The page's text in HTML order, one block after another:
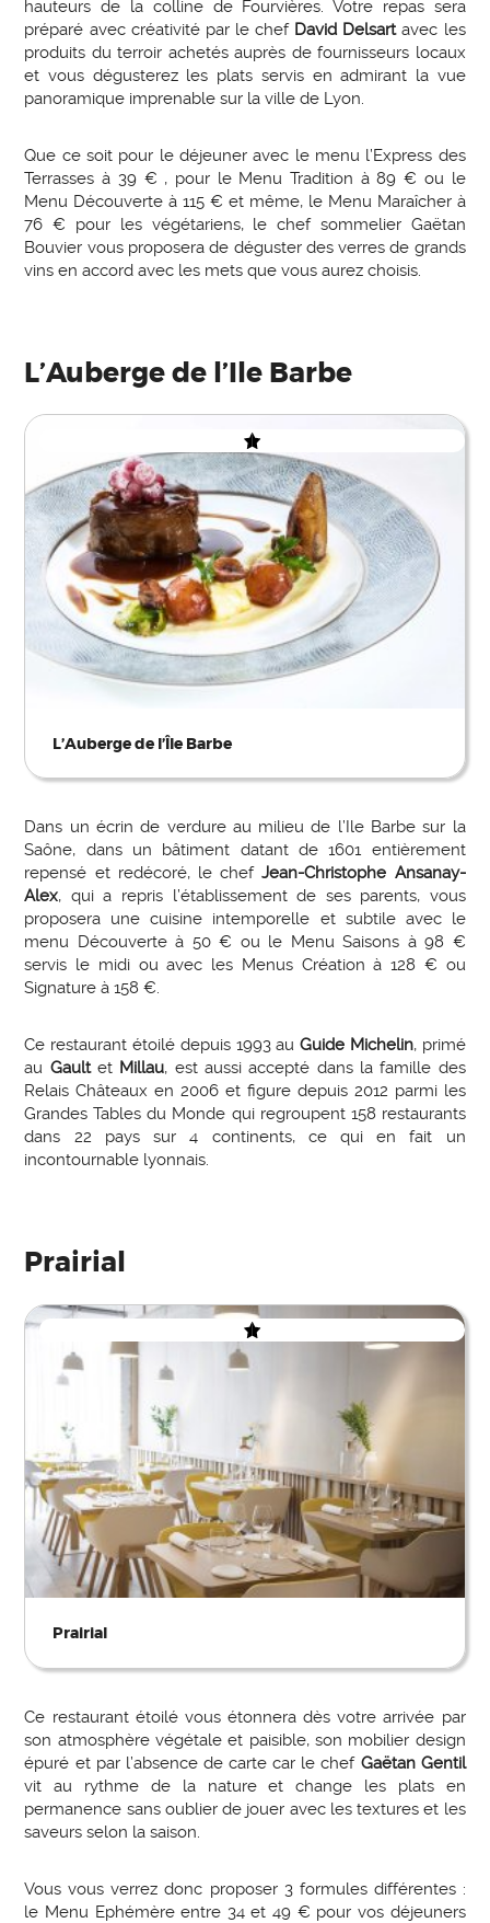
hauteurs de la colline de Fourvières. Votre repas sera
préparé avec créativité par le chef David Delsartavec les
produits du terroir achetés auprès de fournisseurs locaux
et vous dégusterez les plats servis en admirant la vue
panoramique imprenable sur la ville de Lyon.
Que ce soit pour le déjeuner avec le menu l’Express des
Terrasses à 39 € , pour le Menu Tradition à 89 € ou le
Menu Découverte à 115 € et même, le Menu Maraîcher à
76 € pour les végétariens, le chef sommelier Gaëtan
Bouvier vous proposera de déguster des verres de grands
vins en accord avec les mets que vous aurez choisis.
L’Auberge de l’Ile Barbe
L’Auberge de l’Île Barbe
Dans un écrin de verdure au milieu de l’Ile Barbe sur la
Saône, dans un bâtiment datant de 1601 entièrement
repensé et redécoré, le chefJean-Christophe Ansanay-
Alex, qui a repris l’établissement de ses parents, vous
proposera une cuisine intemporelle et subtile avec le
menu Découverte à 50 € ou le Menu Saisons à 98 €
servis le midi ou avec les Menus Création à 128 € ou
Signature à 158 €.
Ce restaurant étoilé depuis 1993 au Guide Michelin, primé
au Gaultet Millau, est aussi accepté dans la famille des
Relais Châteaux en 2006 et figure depuis 2012 parmi les
Grandes Tables du Monde qui regroupent 158 restaurants
dans 22 pays sur 4 continents, ce qui en fait un
incontournable lyonnais.
Prairial
Prairial
Ce restaurant étoilé vous étonnera dès votre arrivée par
son atmosphère végétale et paisible, son mobilier design
épuré et par l’absence de carte car le chef Gaëtan Gentil
vit au rythme de la nature et change les plats en
permanence sans oublier de jouer avec les textures et les
saveurs selon la saison.
Vous vous verrez donc proposer 3 formules différentes :
le Menu Ephémère entre 34 et 49 € pour vos déjeuners